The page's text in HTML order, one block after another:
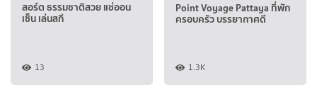
สอร์ต ธรรมชาติสวย แช่ออน
เซ็น เล่นสกี
13
Point Voyage Pattaya ที่พัก
ครอบครัว บรรยากาศดี
1.3K